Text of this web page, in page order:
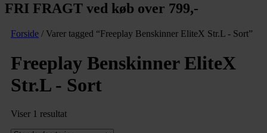
FRI FRAGT ved køb over 799,-
Forside / Varer tagged “Freeplay Benskinner EliteX Str.L - Sort”
Freeplay Benskinner EliteX
Str.L - Sort
Viser 1 resultat